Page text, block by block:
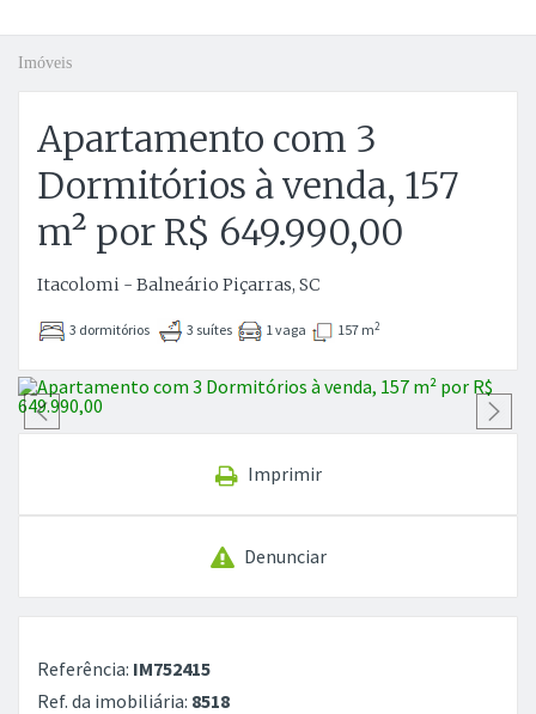
Imóveis
Apartamento com 3
Dormitórios à venda, 157
m² por R$ 649.990,00
Itacolomi - Balneário Piçarras, SC
3 dormitórios 3 suítes 1 vaga 157 m2
Anterior
Imprimir
Denunciar
Referência: IM752415
Ref. da imobiliária: 8518